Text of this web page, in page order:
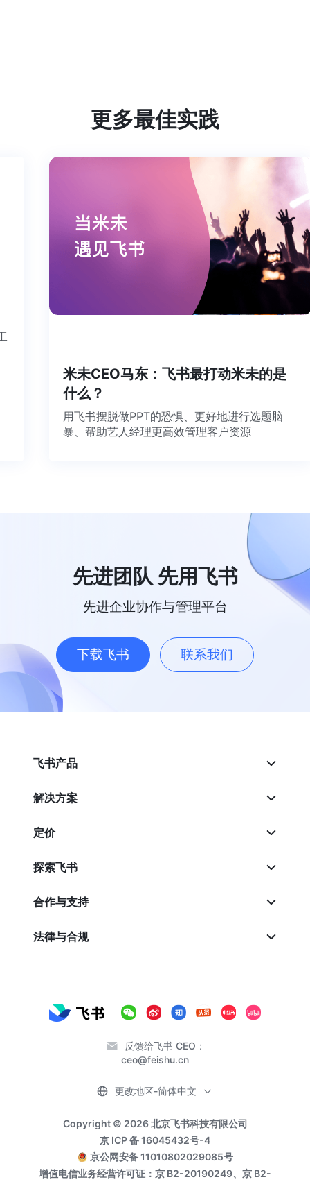
更多最佳实践
米未CEO马东：飞书最打动米未的是
什么？
用飞书摆脱做PPT的恐惧、更好地进行选题脑
暴、帮助艺人经理更高效管理客户资源
先进团队 先用飞书
先进企业协作与管理平台
下载飞书 联系我们
飞书产品
解决方案
定价
探索飞书
合作与支持
法律与合规
反馈给飞书 CEO：
ceo@feishu.cn
Copyright © 2026 北京飞书科技有限公司
京 ICP 备 16045432号-4
京公网安备 11010802029085号
增值电信业务经营许可证：京 B2-20190249、京 B2-
更改地区-简体中文